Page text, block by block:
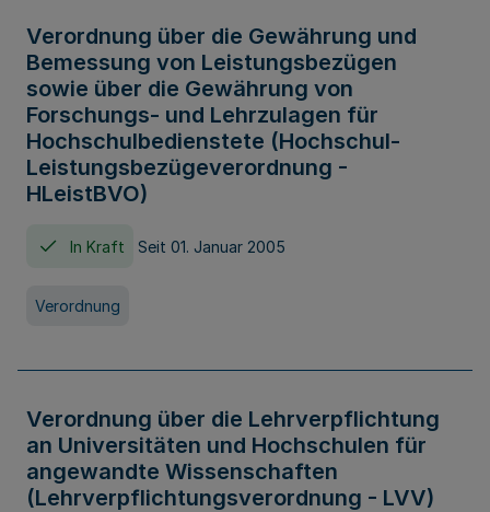
Verordnung über die Gewährung und
Bemessung von Leistungsbezügen
sowie über die Gewährung von
Forschungs- und Lehrzulagen für
Hochschulbedienstete (Hochschul-
Leistungsbezügeverordnung -
HLeistBVO)
In Kraft Seit 01. Januar 2005
Verordnung
Verordnung über die Lehrverpflichtung
an Universitäten und Hochschulen für
angewandte Wissenschaften
(Lehrverpflichtungsverordnung - LVV)